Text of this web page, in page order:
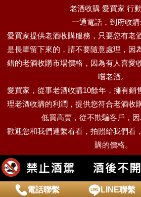
電話聯繫 LINE聯繫
老酒收購 愛買家 行
一通電話，到府收
愛買家提供老酒收購服務，只要您有老
是長輩留下來的，請不要隨意處理，因
錯的老酒收購市場價格，因為有人喜愛
嚐老酒。
愛買家，從事老酒收購10餘年，擁有銷
理老酒收購的利潤，提供您符合老酒收
低買高賣，從不欺騙客戶，因
歡迎您和我們連繫看看，拍照給我們看
購的價格。